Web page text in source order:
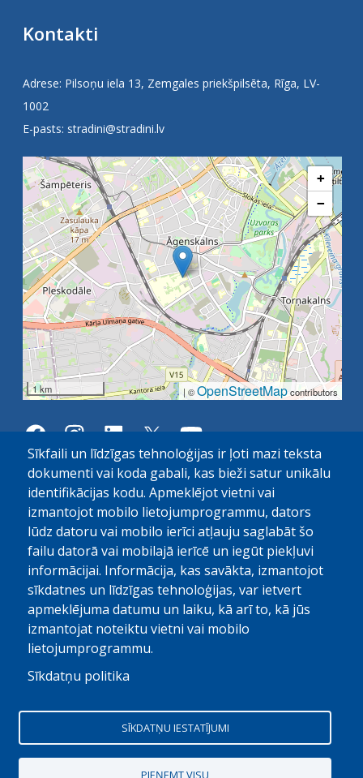
Kontakti
Adrese: Pilsoņu iela 13, Zemgales priekšpilsēta, Rīga, LV-
1002
E-pasts: stradini@stradini.lv
+
−
1 km | ©OpenStreetMapcontributors
© Paula Stradiņa Klīniskā universitātes slimnīca, 2026.
Visas tiesības aizsargātas. Pārpublicēšanas gadijumā atsauce
obligāta
Digitālais partneris
Sīkfaili un līdzīgas tehnoloģijas ir ļoti mazi teksta
dokumenti vai koda gabali, kas bieži satur unikālu
identifikācijas kodu. Apmeklējot vietni vai
izmantojot mobilo lietojumprogrammu, dators
lūdz datoru vai mobilo ierīci atļauju saglabāt šo
failu datorā vai mobilajā ierīcē un iegūt piekļuvi
informācijai. Informācija, kas savākta, izmantojot
sīkdatnes un līdzīgas tehnoloģijas, var ietvert
apmeklējuma datumu un laiku, kā arī to, kā jūs
izmantojat noteiktu vietni vai mobilo
lietojumprogrammu.
Sīkdatņu politika
SĪKDATŅU IESTATĪJUMI
PIEŅEMT VISU